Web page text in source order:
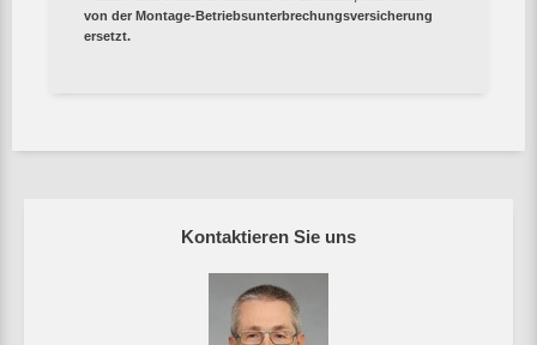
Kontaktieren Sie uns
von der Montage-Betriebsunterbrechungsversicherung
ersetzt.